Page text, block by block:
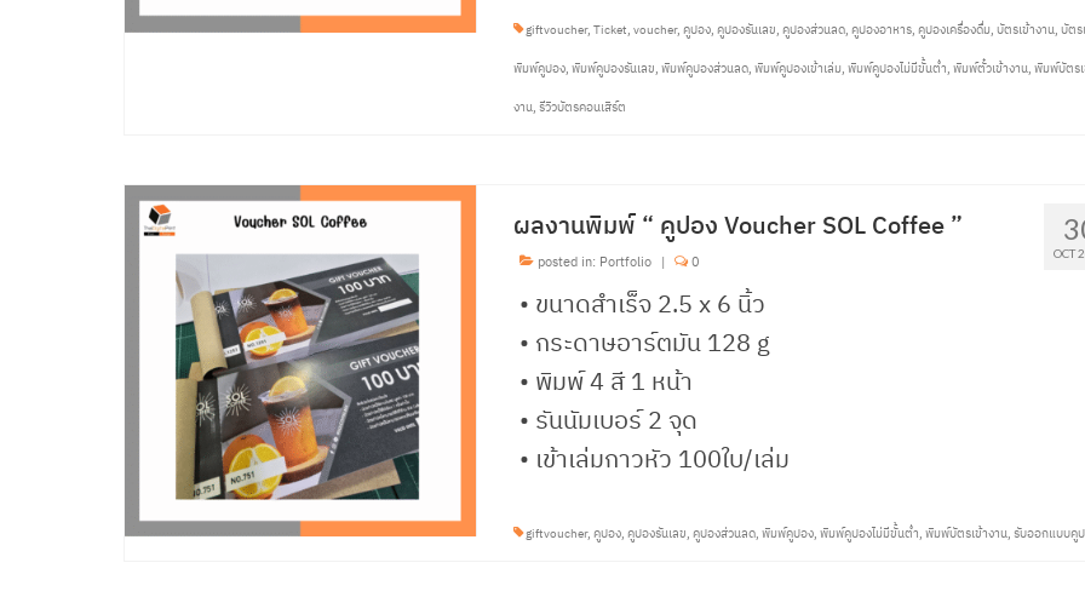
giftvoucher,Ticket ,voucher,คูปอง ,คูปองรันเลข ,คูปองส่วนลด ,คูปองอาหาร ,คูปองเครื่องดื่ม ,บัตรเข้างาน ,บัต
พิมพ์คูปอง ,พิมพ์คูปองรันเลข ,พิมพ์คูปองส่วนลด ,พิมพ์คูปองเข้าเล่ม ,พิมพ์คูปองไม่มีขั้นต่ำ ,พิมพ์ตั๋วเข้างาน ,พิมพ์บัตรเ
งาน ,รีวิวบัตรคอนเสิร์ต
OCT
ผลงานพิมพ์ “ คูปอง Voucher SOL Coffee ”
posted in: Portfolio | 0
• ขนาดสำเร็จ 2.5 x 6 นิ้ว
• กระดาษอาร์ตมัน 128 g
• พิมพ์ 4 สี 1 หน้า
• รันนัมเบอร์ 2 จุด
• เข้าเล่มกาวหัว 100ใบ/เล่ม
giftvoucher,คูปอง ,คูปองรันเลข ,คูปองส่วนลด ,พิมพ์คูปอง ,พิมพ์คูปองไม่มีขั้นต่ำ ,พิมพ์บัตรเข้างาน ,รับออกแบบคู